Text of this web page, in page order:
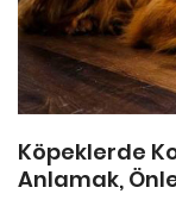
Köpeklerde
Anlamak,